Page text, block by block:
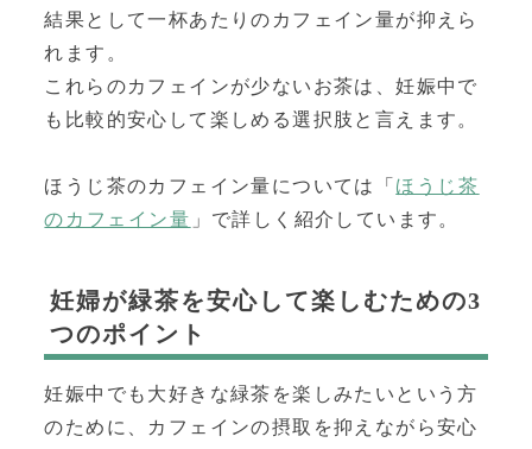
結果として一杯あたりのカフェイン量が抑えら
れます。
これらのカフェインが少ないお茶は、妊娠中で
も比較的安心して楽しめる選択肢と言えます。
ほうじ茶のカフェイン量については「 ほうじ茶
のカフェイン量 」で詳しく紹介しています。
妊婦が緑茶を安心して楽しむための3
つのポイント
妊娠中でも大好きな緑茶を楽しみたいという方
のために、カフェインの摂取を抑えながら安心